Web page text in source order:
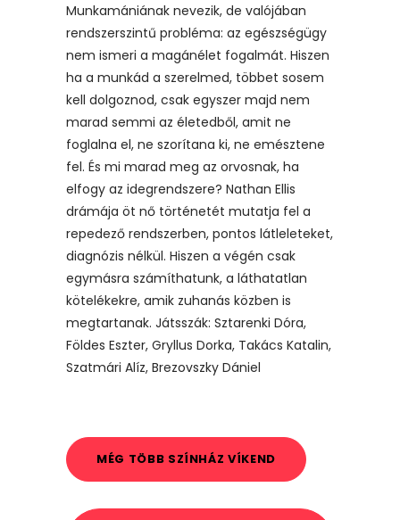
Munkamániának nevezik, de valójában
rendszerszintű probléma: az egészségügy
nem ismeri a magánélet fogalmát. Hiszen
ha a munkád a szerelmed, többet sosem
kell dolgoznod, csak egyszer majd nem
marad semmi az életedből, amit ne
foglalna el, ne szorítana ki, ne emésztene
fel. És mi marad meg az orvosnak, ha
elfogy az idegrendszere? Nathan Ellis
drámája öt nő történetét mutatja fel a
repedező rendszerben, pontos látleleteket,
diagnózis nélkül. Hiszen a végén csak
egymásra számíthatunk, a láthatatlan
kötelékekre, amik zuhanás közben is
megtartanak. Játsszák: Sztarenki Dóra,
Földes Eszter, Gryllus Dorka, Takács Katalin,
Szatmári Alíz, Brezovszky Dániel
MÉG TÖBB SZÍNHÁZ VÍKEND